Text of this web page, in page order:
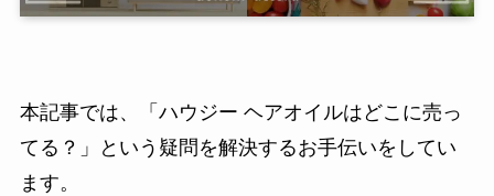
本記事では、「ハウジー ヘアオイルはどこに売っ
てる？」という疑問を解決するお手伝いをしてい
ます。